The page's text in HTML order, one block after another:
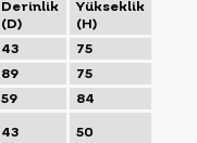
Derinlik
(D)
Yükseklik
(H)
43
75
89
75
59
84
43 50